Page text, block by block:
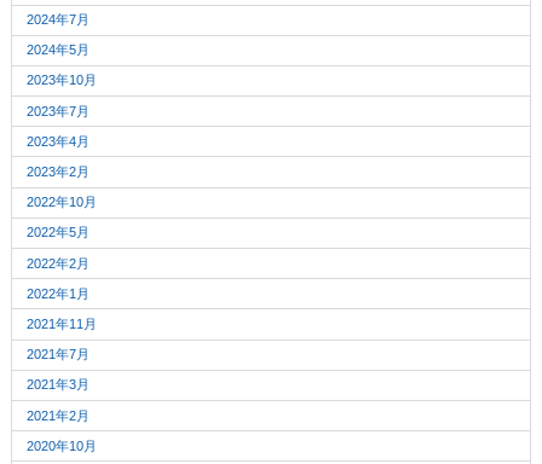
2024年7月
2024年5月
2023年10月
2023年7月
2023年4月
2023年2月
2022年10月
2022年5月
2022年2月
2022年1月
2021年11月
2021年7月
2021年3月
2021年2月
2020年10月